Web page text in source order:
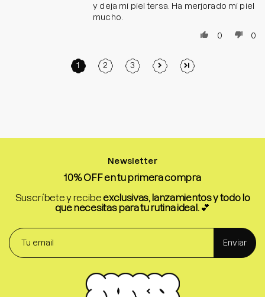
y deja mi piel tersa. Ha merjorado mi piel
mucho.
0
0
1 2 3
Newsletter
10% OFF en tu primera compra
Suscríbete y recibeexclusivas, lanzamientos y todo lo
que necesitas para tu rutina ideal.💕
Enviar